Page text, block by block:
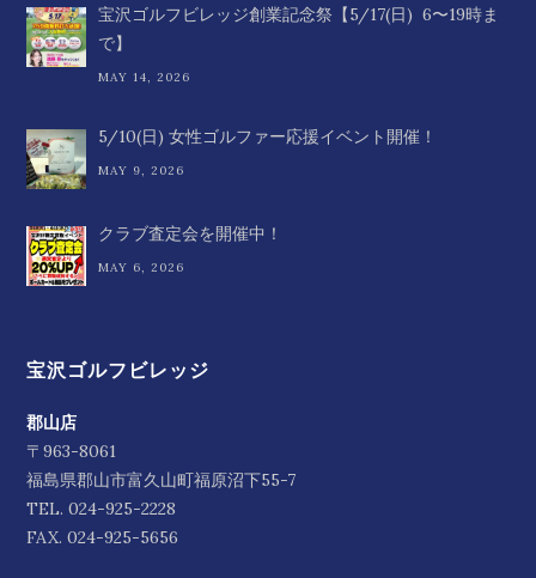
宝沢ゴルフビレッジ創業記念祭【5/17(日) 6〜19時ま
で】
MAY 14, 2026
5/10(日) 女性ゴルファー応援イベント開催！
MAY 9, 2026
クラブ査定会を開催中！
MAY 6, 2026
宝沢ゴルフビレッジ
郡山店
〒963-8061
福島県郡山市富久山町福原沼下55-7
TEL.024-925-2228
FAX. 024-925-5656